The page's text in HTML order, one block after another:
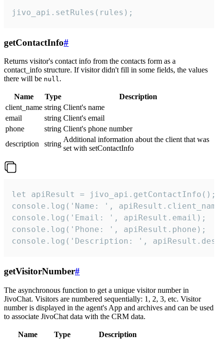
jivo_api.setRules(rules);
getContactInfo#
Returns visitor's contact info from the contacts form as a
contact_info structure. If visitor didn't fill in some fields, the values
there will be null.
Name Type
Description
client_name string Client's name
email
string Client's email
phone
string Client's phone number
description
string
Additional information about the client that was
set with setContactInfo
let apiResult = jivo_api.getContactInfo();
console.log('Name: ',
console.log('Email: ', apiResult.email);
console.log('Phone: ', apiResult.phone);
console.log('Description: ',
getVisitorNumber#
The asynchronous function to get a unique visitor number in
JivoChat. Visitors are numbered sequentially: 1, 2, 3, etc. Visitor
number is displayed in the agent's App and archives and can be used
to associate JivoChat data with the CRM data.
Name Type
Description